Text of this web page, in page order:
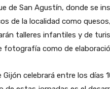
de San Agustín, donde se
de la localidad como
talleres infantiles y de
fotografía como de
celebrará entre los días